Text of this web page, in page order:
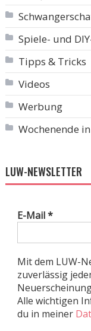
Spiele- und
Tipps & Tricks
Videos
Werbung
Wochenende
LUW-NEWSLETTER
E-Mail*
Mit dem LUW-
zuverlässig
Alle wichtigen
du in meiner